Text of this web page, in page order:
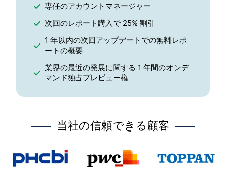
専任のアカウントマネージャー
次回のレポート購入で 25% 割引
1 年以内の次回アップデートでの無料レポ
ートの概要
業界の最近の発展に関する 1 年間のオンデ
マンド独占プレビュー権
当社の信頼できる顧客